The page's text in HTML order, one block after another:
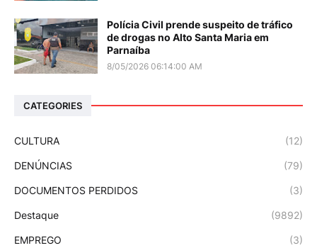
Polícia Civil prende suspeito de tráfico
de drogas no Alto Santa Maria em
Parnaíba
8/05/2026 06:14:00 AM
CATEGORIES
CULTURA (12)
DENÚNCIAS (79)
DOCUMENTOS PERDIDOS (3)
Destaque (9892)
EMPREGO (3)